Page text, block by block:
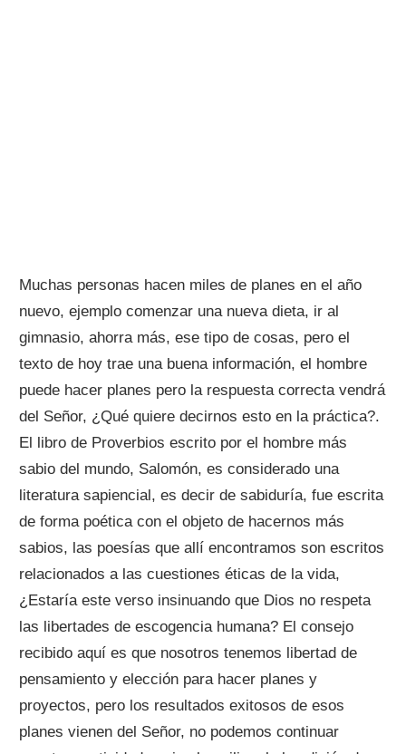
Muchas personas hacen miles de planes en el año
nuevo, ejemplo comenzar una nueva dieta, ir al
gimnasio, ahorra más, ese tipo de cosas, pero el
texto de hoy trae una buena información, el hombre
puede hacer planes pero la respuesta correcta vendrá
del Señor, ¿Qué quiere decirnos esto en la práctica?.
El libro de Proverbios escrito por el hombre más
sabio del mundo, Salomón, es considerado una
literatura sapiencial, es decir de sabiduría, fue escrita
de forma poética con el objeto de hacernos más
sabios, las poesías que allí encontramos son escritos
relacionados a las cuestiones éticas de la vida,
¿Estaría este verso insinuando que Dios no respeta
las libertades de escogencia humana? El consejo
recibido aquí es que nosotros tenemos libertad de
pensamiento y elección para hacer planes y
proyectos, pero los resultados exitosos de esos
planes vienen del Señor, no podemos continuar